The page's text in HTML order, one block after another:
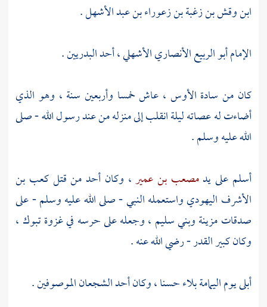
ابن وقش بن زغبة بن زعوراء بن عبد الأشهل .
الإمامأبو الربيع الأنصاري الأشهلي، أحد البدريين .
كان من سادة الأوس ، عاش خمسا وأربعين سنة ، وهو الذي
أضاءت له عصاته ليلة انقلب إلى منزله من عند رسول الله - صلى
الله عليه وسلم .
أسلم على يدمصعب بن عمير، وكان أحد من قتلكعب بن
الأشرف اليهوديواستعمله النبي - صلى الله عليه وسلم - على
صدقاتمزينةوبني سليم ، وجعله على حرسه في غزوةتبوك ،
وكان كبير القدر - رضي الله عنه .
أبلى يوماليمامةبلاء حسنا ، وكان أحد الشجعان الموصوفين .